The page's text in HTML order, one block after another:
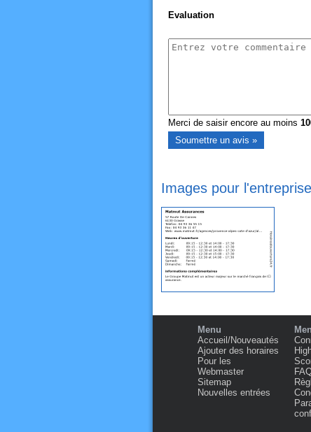
Evaluation
Merci de saisir encore au moins
Images pour
Menu
Accueil/Nouveautés
Ajouter des horaires
Pour les
Webmaster
Sitemap
Nouvelles entrées